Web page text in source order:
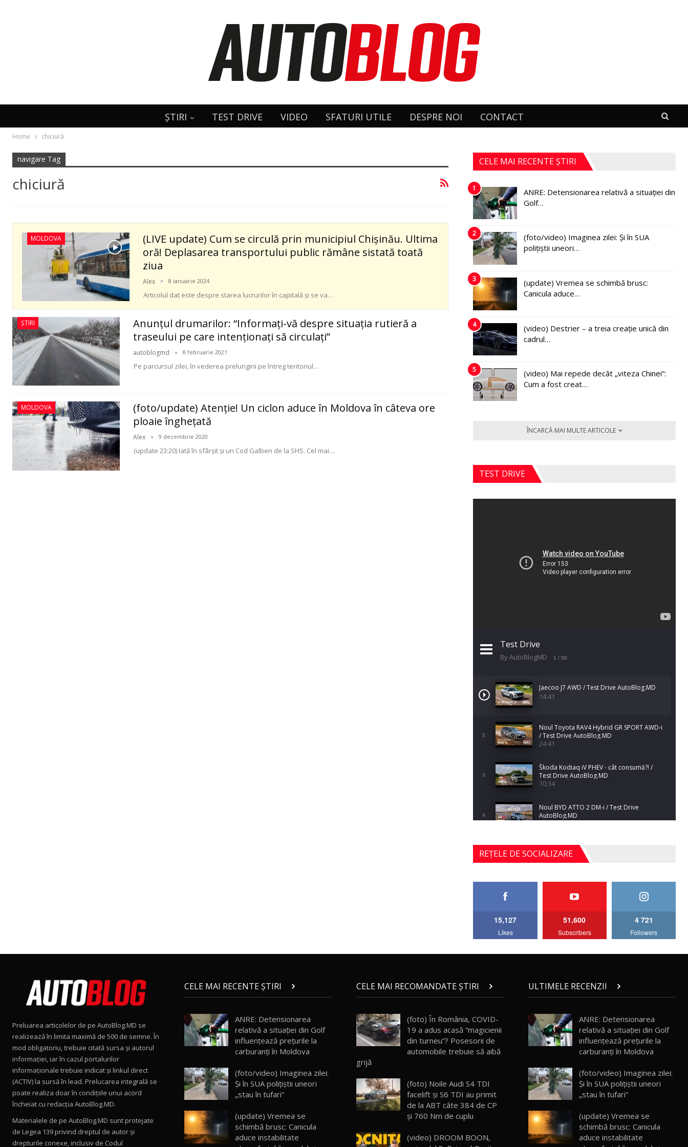
ȘTIRI TEST DRIVE VIDEO SFATURI UTILE DESPRE NOI CONTACT
Home chiciură
navigare Tag
chiciură
MOLDOVA
(LIVE update) Cum se circulă prin municipiul Chișinău. Ultima
oră! Deplasarea transportului public rămâne sistată toată
ziua
Alex 8 ianuarie 2024
Articolul dat este despre starea lucrurilor în capitală și se va…
ȘTIRI
Anunţul drumarilor: “Informaţi-vă despre situația rutieră a
traseului pe care intenţionaţi să circulaţi”
autoblogmd 8 februarie 2021
Pe parcursul zilei, în vederea prelungirii pe întreg teritoriul…
MOLDOVA
(foto/update) Atenţie! Un ciclon aduce în Moldova în câteva ore
ploaie îngheţată
Alex 9 decembrie 2020
(update 23:20) Iată în sfârșit și un Cod Galben de la SHS. Cel mai…
CELE MAI RECENTE ȘTIRI
1
ANRE: Detensionarea relativă a situației din
Golf…
2
(foto/video) Imaginea zilei: Și în SUA
polițiștii uneori…
3
(update) Vremea se schimbă brusc:
Canicula aduce…
4
(video) Destrier – a treia creație unică din
cadrul…
5
(video) Mai repede decât „viteza Chinei”:
Cum a fost creat…
ÎNCARCĂ MAI MULTE ARTICOLE
TEST DRIVE
Test Drive
By AutoBlogMD 1 / 50
Jaecoo J7 AWD / Test Drive AutoBlog.MD
14:41
2
Noul Toyota RAV4 Hybrid GR SPORT AWD-i
/ Test Drive AutoBlog.MD
24:41
3
Škoda Kodiaq iV PHEV - cât consumă?! /
Test Drive AutoBlog.MD
10:34
4
Noul BYD ATTO 2 DM-i / Test Drive
AutoBlog.MD
5
Noul Mercedes-Benz S-Class facelift (S 580
4MATIC V223) / Test Drive AutoBlog.MD
27:33
AutoBlog.MD
15:08
15:22
10
Mercedes-AMG E 53 HYBRID 4MATIC+ /
Test Drive AutoBlog.MD
11
Noul Volvo ES90 / Test Drive AutoBlog.MD
27:58
12
Noul MG HS / Test Drive AutoBlog.MD
16:48
REȚELE DE SOCIALIZARE
15,127
Likes
51,600
Subscribers
4 721
Followers
Preluarea articolelor de pe AutoBlog.MD se
realizează în limita maximă de 500 de semne. În
mod obligatoriu, trebuie citată sursa și autorul
informației, iar în cazul portalurilor
informaționale trebuie indicat și linkul direct
(ACTIV) la sursă în lead. Prelucarea integrală se
poate realiza doar în condițiile unui acord
încheiat cu redacţia AutoBlog.MD.
Materialele de pe AutoBlog.MD sunt protejate
de Legea 139 privind dreptul de autor și
drepturile conexe, inclusiv de Codul
CELE MAI RECENTE ȘTIRI
ANRE: Detensionarea
relativă a situației din Golf
influențează prețurile la
carburanți în Moldova
(foto/video) Imaginea zilei:
Și în SUA polițiștii uneori
„stau în tufari”
(update) Vremea se
schimbă brusc: Canicula
aduce instabilitate
CELE MAI RECOMANDATE ȘTIRI
(foto) În România, COVID-
19 a adus acasă “magicienii
din turneu”? Posesorii de
automobile trebuie să aibă
grijă
(foto) Noile Audi S4 TDI
facelift şi S6 TDI au primit
de la ABT câte 384 de CP
şi 760 Nm de cuplu
(video) DROOM BOON,
ULTIMELE RECENZII
ANRE: Detensionarea
relativă a situației din Golf
influențează prețurile la
carburanți în Moldova
(foto/video) Imaginea zilei:
Și în SUA polițiștii uneori
„stau în tufari”
(update) Vremea se
schimbă brusc: Canicula
aduce instabilitate